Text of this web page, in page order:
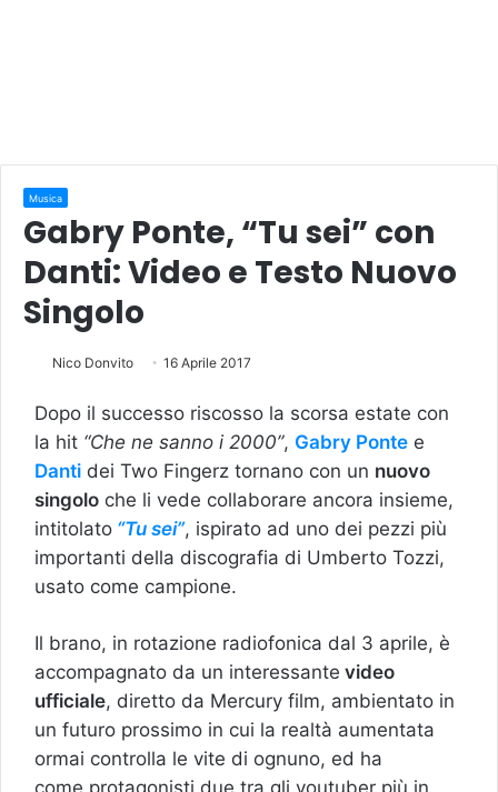
Musica
Gabry Ponte, “Tu sei” con
Danti: Video e Testo Nuovo
Singolo
Nico Donvito 16 Aprile 2017
Dopo il successo riscosso la scorsa estate con
la hit “Che ne sanno i 2000”, Gabry Ponte e
Danti dei Two Fingerz tornano con un nuovo
singolo che li vede collaborare ancora insieme,
intitolato “Tu sei”, ispirato ad uno dei pezzi più
importanti della discografia di Umberto Tozzi,
usato come campione.
Il brano, in rotazione radiofonica dal 3 aprile, è
accompagnato da un interessante video
ufficiale, diretto da Mercury film, ambientato in
un futuro prossimo in cui la realtà aumentata
ormai controlla le vite di ognuno, ed ha
come protagonisti due tra gli youtuber più in